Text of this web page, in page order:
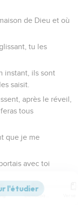
de Dieu et où
tu les
instant, ils sont
saisit.
après le réveil,
tous
que je me
avec toi
saisi la main